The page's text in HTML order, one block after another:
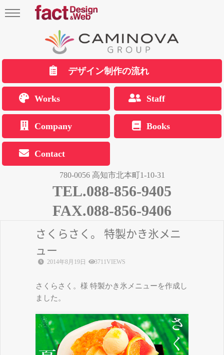
デザイン制作の流れ
Works Staff
Company Books
Contact
780-0056 高知市北本町1-10-31
TEL.088-856-9405
FAX.088-856-9406
さくらさく。 特製かき氷メニ
ュー
2014年8月19日 3711VIEWS
さくらさく。様 特製かき氷メニューを作成し
ました。